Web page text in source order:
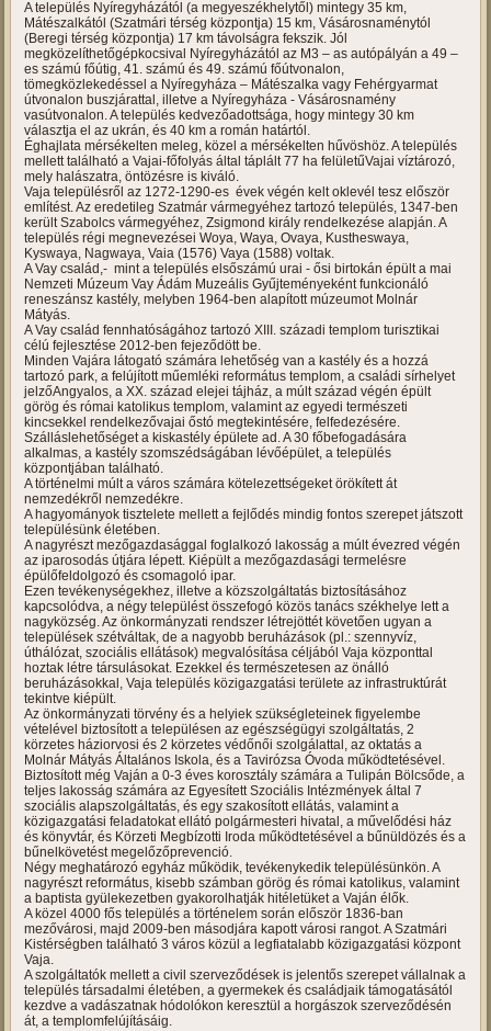
A település Nyíregyházától (a megyeszékhelytől) mintegy 35 km,
Mátészalkától (Szatmári térség központja) 15 km, Vásárosnaménytól
(Beregi térség központja) 17 km távolságra fekszik. Jól
megközelíthetőgépkocsival Nyíregyházától az M3 – as autópályán a 49 –
es számú főútig, 41. számú és 49. számú főútvonalon,
tömegközlekedéssel a Nyíregyháza – Mátészalka vagy Fehérgyarmat
útvonalon buszjárattal, illetve a Nyíregyháza - Vásárosnamény
vasútvonalon. A település kedvezőadottsága, hogy mintegy 30 km
választja el az ukrán, és 40 km a román határtól.
Éghajlata mérsékelten meleg, közel a mérsékelten hűvöshöz. A település
mellett található a Vajai-főfolyás által táplált 77 ha felületűVajai víztározó,
mely halászatra, öntözésre is kiváló.
Vaja településről az 1272-1290-es évek végén kelt oklevél tesz először
említést. Az eredetileg Szatmár vármegyéhez tartozó település, 1347-ben
került Szabolcs vármegyéhez, Zsigmond király rendelkezése alapján. A
település régi megnevezései Woya, Waya, Ovaya, Kustheswaya,
Kyswaya, Nagwaya, Vaia (1576) Vaya (1588) voltak.
A Vay család,- mint a település elsőszámú urai - ősi birtokán épült a mai
Nemzeti Múzeum Vay Ádám Muzeális Gyűjteményeként funkcionáló
reneszánsz kastély, melyben 1964-ben alapított múzeumot Molnár
Mátyás.
A Vay család fennhatóságához tartozó XIII. századi templom turisztikai
célú fejlesztése 2012-ben fejeződött be.
Minden Vajára látogató számára lehetőség van a kastély és a hozzá
tartozó park, a felújított műemléki református templom, a családi sírhelyet
jelzőAngyalos, a XX. század elejei tájház, a múlt század végén épült
görög és római katolikus templom, valamint az egyedi természeti
kincsekkel rendelkezővajai őstó megtekintésére, felfedezésére.
Szálláslehetőséget a kiskastély épülete ad. A 30 főbefogadására
alkalmas, a kastély szomszédságában lévőépület, a település
központjában található.
A történelmi múlt a város számára kötelezettségeket örökített át
nemzedékről nemzedékre.
A hagyományok tisztelete mellett a fejlődés mindig fontos szerepet játszott
településünk életében.
A nagyrészt mezőgazdasággal foglalkozó lakosság a múlt évezred végén
az iparosodás útjára lépett. Kiépült a mezőgazdasági termelésre
épülőfeldolgozó és csomagoló ipar.
Ezen tevékenységekhez, illetve a közszolgáltatás biztosításához
kapcsolódva, a négy települést összefogó közös tanács székhelye lett a
nagyközség. Az önkormányzati rendszer létrejöttét követően ugyan a
települések szétváltak, de a nagyobb beruházások (pl.: szennyvíz,
úthálózat, szociális ellátások) megvalósítása céljából Vaja központtal
hoztak létre társulásokat. Ezekkel és természetesen az önálló
beruházásokkal, Vaja település közigazgatási területe az infrastruktúrát
tekintve kiépült.
Az önkormányzati törvény és a helyiek szükségleteinek figyelembe
vételével biztosított a településen az egészségügyi szolgáltatás, 2
körzetes háziorvosi és 2 körzetes védőnői szolgálattal, az oktatás a
Molnár Mátyás Általános Iskola, és a Tavirózsa Óvoda működtetésével.
Biztosított még Vaján a 0-3 éves korosztály számára a Tulipán Bölcsőde, a
teljes lakosság számára az Egyesített Szociális Intézmények által 7
szociális alapszolgáltatás, és egy szakosított ellátás, valamint a
közigazgatási feladatokat ellátó polgármesteri hivatal, a művelődési ház
és könyvtár, és Körzeti Megbízotti Iroda működtetésével a bűnüldözés és a
bűnelkövetést megelőzőprevenció.
Négy meghatározó egyház működik, tevékenykedik településünkön. A
nagyrészt református, kisebb számban görög és római katolikus, valamint
a baptista gyülekezetben gyakorolhatják hitéletüket a Vaján élők.
A közel 4000 fős település a történelem során először 1836-ban
mezővárosi, majd 2009-ben másodjára kapott városi rangot. A Szatmári
Kistérségben található 3 város közül a legfiatalabb közigazgatási központ
Vaja.
A szolgáltatók mellett a civil szerveződések is jelentős szerepet vállalnak a
település társadalmi életében, a gyermekek és családjaik támogatásától
kezdve a vadászatnak hódolókon keresztül a horgászok szerveződésén
át, a templomfelújításáig.